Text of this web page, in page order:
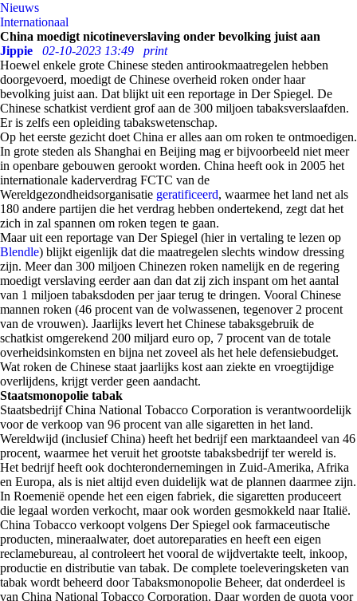
Nieuws
Internationaal
China moedigt nicotineverslaving onder bevolking juist aan
Jippie
02-10-2023 13:49
print
Hoewel enkele grote Chinese steden antirookmaatregelen hebben
doorgevoerd, moedigt de Chinese overheid roken onder haar
bevolking juist aan. Dat blijkt uit een reportage in Der Spiegel. De
Chinese schatkist verdient grof aan de 300 miljoen tabaksverslaafden.
Er is zelfs een opleiding tabakswetenschap.
Op het eerste gezicht doet China er alles aan om roken te ontmoedigen.
In grote steden als Shanghai en Beijing mag er bijvoorbeeld niet meer
in openbare gebouwen gerookt worden. China heeft ook in 2005 het
internationale kaderverdrag FCTC van de
Wereldgezondheidsorganisatie geratificeerd, waarmee het land net als
180 andere partijen die het verdrag hebben ondertekend, zegt dat het
zich in zal spannen om roken tegen te gaan.
Maar uit een reportage van Der Spiegel (hier in vertaling te lezen op
Blendle) blijkt eigenlijk dat die maatregelen slechts window dressing
zijn. Meer dan 300 miljoen Chinezen roken namelijk en de regering
moedigt verslaving eerder aan dan dat zij zich inspant om het aantal
van 1 miljoen tabaksdoden per jaar terug te dringen. Vooral Chinese
mannen roken (46 procent van de volwassenen, tegenover 2 procent
van de vrouwen). Jaarlijks levert het Chinese tabaksgebruik de
schatkist omgerekend 200 miljard euro op, 7 procent van de totale
overheidsinkomsten en bijna net zoveel als het hele defensiebudget.
Wat roken de Chinese staat jaarlijks kost aan ziekte en vroegtijdige
overlijdens, krijgt verder geen aandacht.
Staatsmonopolie tabak
Staatsbedrijf China National Tobacco Corporation is verantwoordelijk
voor de verkoop van 96 procent van alle sigaretten in het land.
Wereldwijd (inclusief China) heeft het bedrijf een marktaandeel van 46
procent, waarmee het veruit het grootste tabaksbedrijf ter wereld is.
Het bedrijf heeft ook dochterondernemingen in Zuid-Amerika, Afrika
en Europa, als is niet altijd even duidelijk wat de plannen daarmee zijn.
In Roemenië opende het een eigen fabriek, die sigaretten produceert
die legaal worden verkocht, maar ook worden gesmokkeld naar Italië.
China Tobacco verkoopt volgens Der Spiegel ook farmaceutische
producten, mineraalwater, doet autoreparaties en heeft een eigen
reclamebureau, al controleert het vooral de wijdvertakte teelt, inkoop,
productie en distributie van tabak. De complete toeleveringsketen van
tabak wordt beheerd door Tabaksmonopolie Beheer, dat onderdeel is
van China National Tobacco Corporation. Daar worden de quota voor